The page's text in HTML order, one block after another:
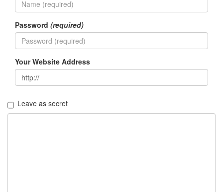
Password (required)
Your Website Address
Leave as secret
월
42
2006
월
45
2006
3
월